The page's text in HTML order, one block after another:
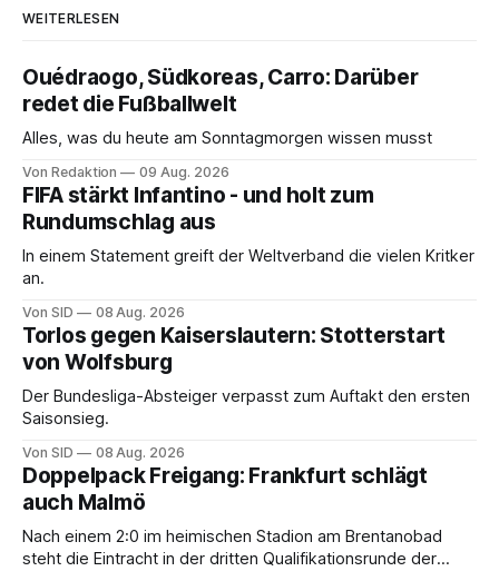
WEITERLESEN
Ouédraogo, Südkoreas, Carro: Darüber
redet die Fußballwelt
Alles, was du heute am Sonntagmorgen wissen musst
Von Redaktion 09 Aug. 2026
FIFA stärkt Infantino - und holt zum
Rundumschlag aus
In einem Statement greift der Weltverband die vielen Kritker
an.
Von SID 08 Aug. 2026
Torlos gegen Kaiserslautern: Stotterstart
von Wolfsburg
Der Bundesliga-Absteiger verpasst zum Auftakt den ersten
Saisonsieg.
Von SID 08 Aug. 2026
Doppelpack Freigang: Frankfurt schlägt
auch Malmö
Nach einem 2:0 im heimischen Stadion am Brentanobad
steht die Eintracht in der dritten Qualifikationsrunde der